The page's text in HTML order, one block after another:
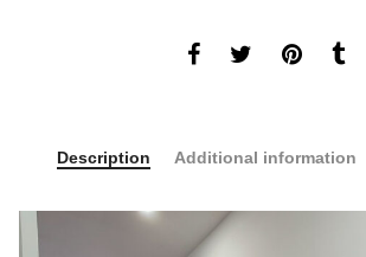
Description Additional information